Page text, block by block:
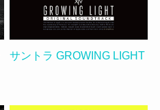
サントラ GROWING LIGHT